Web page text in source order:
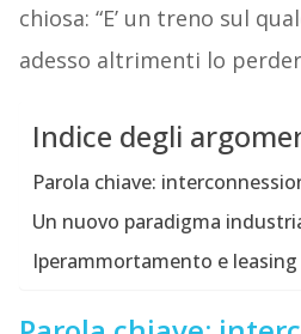
chiosa: “E’ un treno sul
adesso altrimenti lo
Indice degli
Parola chiave:
Un nuovo paradigma
Iperammortamento e leasing